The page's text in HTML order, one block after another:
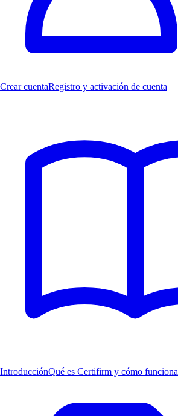
Crear cuentaRegistro y activación de cuenta
IntroducciónQué es Certifirm y cómo funciona